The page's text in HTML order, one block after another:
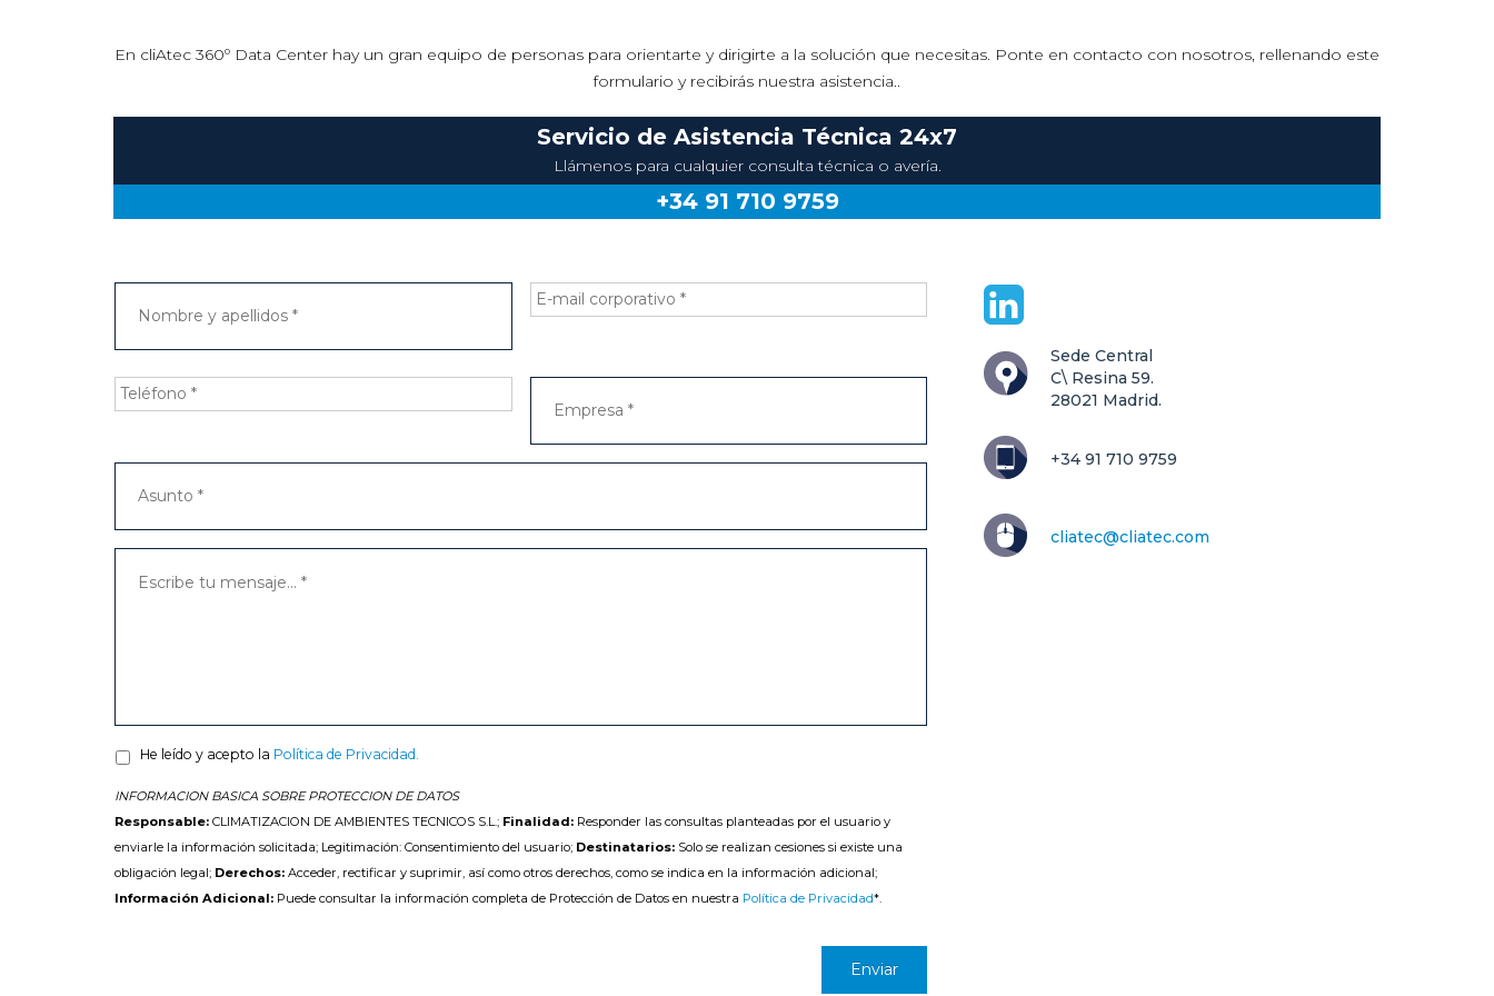
En cliAtec 360º Data Center hay un gran equipo de personas para orientarte y dirigirte a la solución que necesitas. Ponte en contacto con nosotros, rellenando este
formulario y recibirás nuestra asistencia..
Servicio de Asistencia Técnica 24x7
Llámenos para cualquier consulta técnica o avería.
+34 91 710 9759
He leído y acepto la Política de Privacidad.
INFORMACION BASICA SOBRE PROTECCION DE DATOS
Responsable: CLIMATIZACION DE AMBIENTES TECNICOS S.L.; Finalidad: Responder las consultas planteadas por el usuario y
enviarle la información solicitada; Legitimación: Consentimiento del usuario; Destinatarios: Solo se realizan cesiones si existe una
obligación legal; Derechos: Acceder, rectificar y suprimir, así como otros derechos, como se indica en la información adicional;
Información Adicional: Puede consultar la información completa de Protección de Datos en nuestra Política de Privacidad*.
Sede Central
C\ Resina 59.
28021 Madrid.
+34 91 710 9759
cliatec@cliatec.com